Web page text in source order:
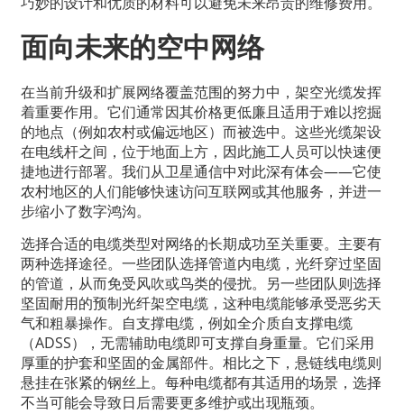
面向未来的空中网络
在当前升级和扩展网络覆盖范围的努力中，架空光缆发挥
着重要作用。它们通常因其价格更低廉且适用于难以挖掘
的地点（例如农村或偏远地区）而被选中。这些光缆架设
在电线杆之间，位于地面上方，因此施工人员可以快速便
捷地进行部署。我们从卫星通信中对此深有体会——它使
农村地区的人们能够快速访问互联网或其他服务，并进一
步缩小了数字鸿沟。
选择合适的电缆类型对网络的长期成功至关重要。主要有
两种选择途径。一些团队选择管道内电缆，光纤穿过坚固
的管道，从而免受风吹或鸟类的侵扰。另一些团队则选择
坚固耐用的预制光纤架空电缆，这种电缆能够承受恶劣天
气和粗暴操作。自支撑电缆，例如全介质自支撑电缆
（ADSS），无需辅助电缆即可支撑自身重量。它们采用
厚重的护套和坚固的金属部件。相比之下，悬链线电缆则
悬挂在张紧的钢丝上。每种电缆都有其适用的场景，选择
不当可能会导致日后需要更多维护或出现瓶颈。